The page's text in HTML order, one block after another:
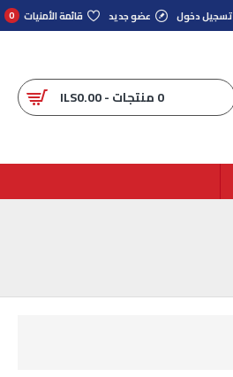
تسجيل دخول عضو جديد قائمة الأمنيات 0
0 منتجات - ILS0.00